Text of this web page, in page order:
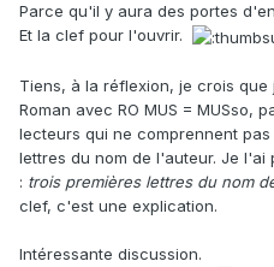
Parce qu'il y aura des portes
Et la clef pour l'ouvrir.
Tiens, à la réflexion, je crois
Roman avec RO MUS = MUSso,
lecteurs qui ne comprennent
lettres du nom de l'auteur. Je l'ai
: trois premières lettres du nom
clef, c'est une explication.
Intéressante discussion.